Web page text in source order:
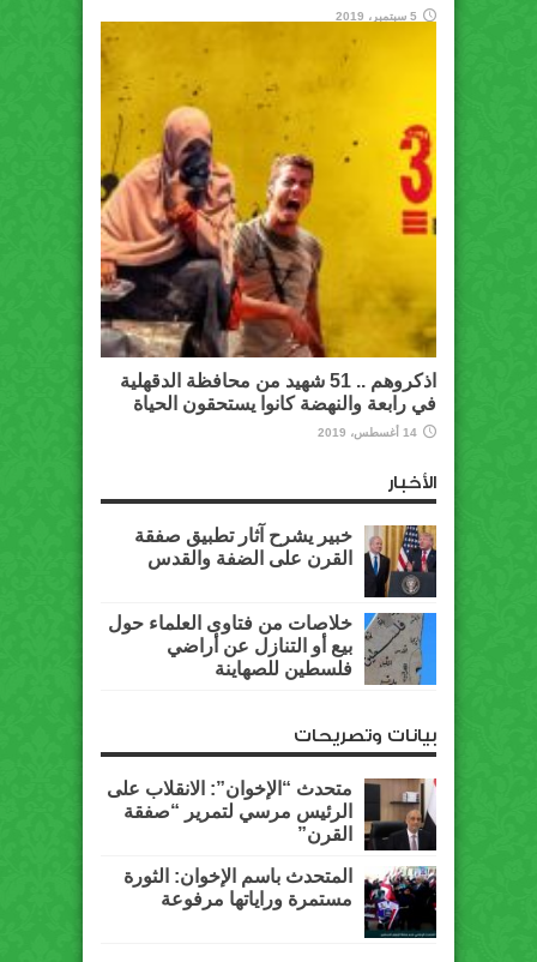
5 سبتمبر، 2019
اذكروهم .. 51 شهيد من محافظة الدقهلية
في رابعة والنهضة كانوا يستحقون الحياة
14 أغسطس، 2019
الأخبار
خبير يشرح آثار تطبيق صفقة
القرن على الضفة والقدس
خلاصات من فتاوى العلماء حول
بيع أو التنازل عن أراضي
فلسطين للصهاينة
بيانات وتصريحات
متحدث “الإخوان”: الانقلاب على
الرئيس مرسي لتمرير “صفقة
القرن”
المتحدث باسم الإخوان: الثورة
مستمرة وراياتها مرفوعة